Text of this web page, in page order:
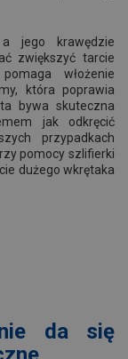
jego krawędzie
zwiększyć tarcie
włożenie
która poprawia
bywa skuteczna
jak odkręcić
przypadkach
pomocy szlifierki
dużego wkrętaka
da się